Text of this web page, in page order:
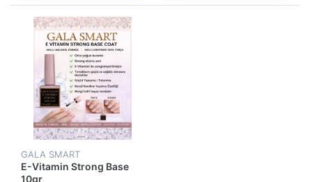
GALA SMART
E-Vitamin Strong Base
10gr